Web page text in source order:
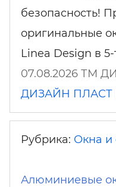
безопасность!
оригинальные
Linea Design в
07.08.2026 ТМ
ДИЗАЙН ПЛАСТ
Рубрика: Окна и
Алюминиевые